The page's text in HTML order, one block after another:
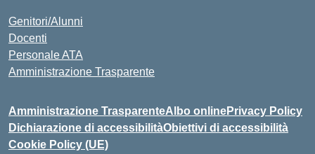
Genitori/Alunni
Docenti
Personale ATA
Amministrazione Trasparente
Amministrazione TrasparenteAlbo onlinePrivacy Policy
Dichiarazione di accessibilitàObiettivi di accessibilità
Cookie Policy (UE)